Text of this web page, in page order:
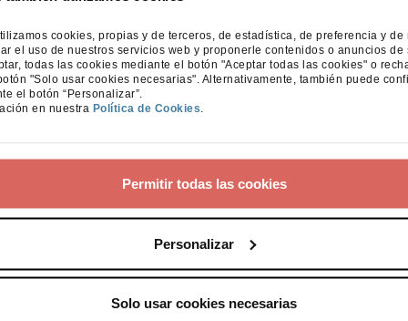
cookies, propias y de terceros, de estadística, de preferencia y de
el uso de nuestros servicios web y proponerle contenidos o anuncios de
todas las cookies mediante el botón "Aceptar todas las cookies" o
"Solo usar cookies necesarias". Alternativamente, también puede
el botón “Personalizar”.
en nuestra Política de Cookies
Permitir todas las cookies
Personalizar
Solo usar cookies necesarias
marca por dónde puedes moverte.
Normativa de ZBE en cada
ciudad: diferencias clave
Uno de los mayores errores es pensar que
todas las ZBE funcionan igual. No es así.
Cada ciudad aplica su propia normativa, con
residentes pueden acceder aunque su
vehículo sea más contaminante. En otros,
existen excepciones por motivos laborales,